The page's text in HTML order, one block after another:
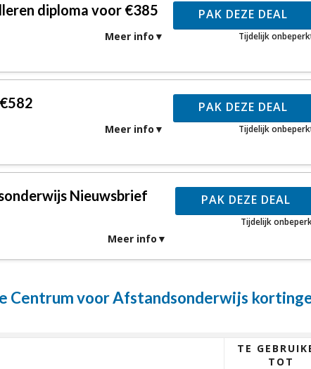
diploma voor €385
Meer info
PAK DEZE DEAL
Tijdelijk
Meer info
PAK DEZE DEAL
Tijdelijk
Nieuwsbrief
Meer info
PAK DEZE DEAL
Tijdelijk
Centrum voor Afstandsonderwijs
TE
TOT